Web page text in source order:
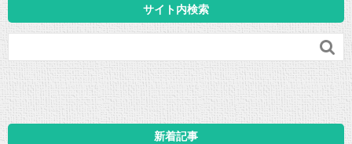
サイト内検索

新着記事